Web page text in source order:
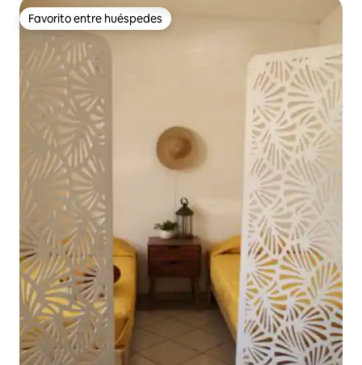
Favorito entre huéspedes
Favorito entre huéspedes